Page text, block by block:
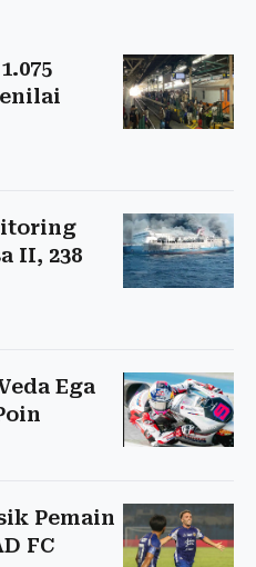
II, 238
Ega
Pemain
FC